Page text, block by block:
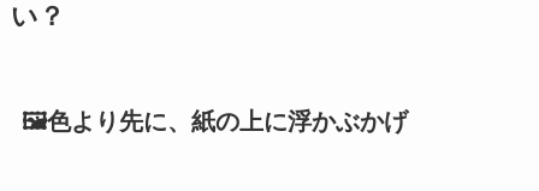
い？
🖼️色より先に、紙の上に浮かぶかげ